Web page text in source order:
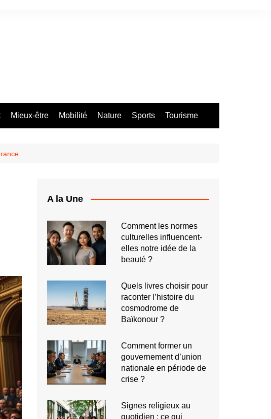
Mieux-être Mobilité Nature Sports Tourisme
A la Une
Comment les normes
culturelles influencent-
elles notre idée de la
beauté ?
Quels livres choisir pour
raconter l’histoire du
cosmodrome de
Baïkonour ?
Comment former un
gouvernement d’union
nationale en période de
crise ?
Signes religieux au
quotidien : ce qui